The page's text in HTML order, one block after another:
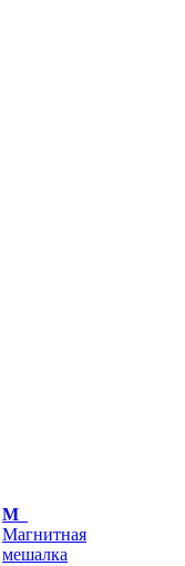
М
Магнитная
мешалка